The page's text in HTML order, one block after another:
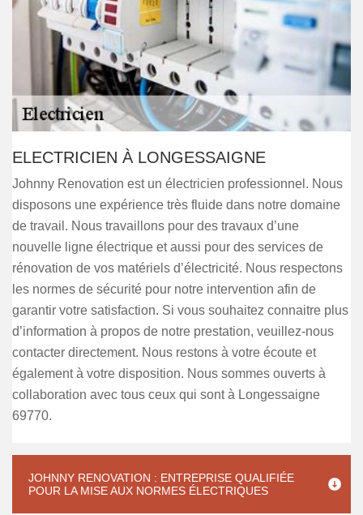
ELECTRICIEN À LONGESSAIGNE
Johnny Renovation est un électricien professionnel. Nous
disposons une expérience très fluide dans notre domaine
de travail. Nous travaillons pour des travaux d’une
nouvelle ligne électrique et aussi pour des services de
rénovation de vos matériels d’électricité. Nous respectons
les normes de sécurité pour notre intervention afin de
garantir votre satisfaction. Si vous souhaitez connaitre plus
d’information à propos de notre prestation, veuillez-nous
contacter directement. Nous restons à votre écoute et
également à votre disposition. Nous sommes ouverts à
collaboration avec tous ceux qui sont à Longessaigne
69770.
JOHNNY RENOVATION : ENTREPRISE QUALIFIÉE
POUR LA MISE AUX NORMES ÉLECTRIQUES